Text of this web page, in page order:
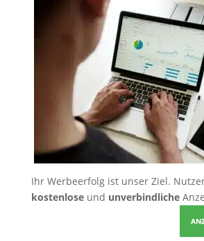
Ihr Werbeerfolg ist unser Ziel.
kostenloseund unverbindliche